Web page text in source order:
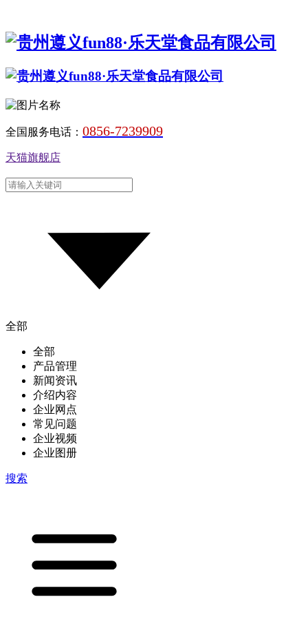
全国服务电话： 0856-7239909
天猫旗舰店
全部
全部
产品管理
新闻资讯
介绍内容
企业网点
常见问题
企业视频
企业图册
搜索